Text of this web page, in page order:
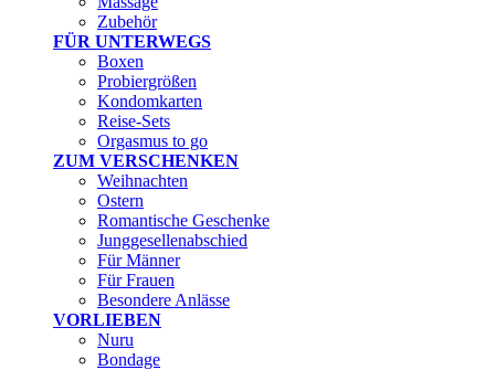
Zubehör
FÜR UNTERWEGS
Boxen
Probiergrößen
Kondomkarten
Reise-Sets
Orgasmus to go
ZUM VERSCHENKEN
Weihnachten
Ostern
Romantische Geschenke
Junggesellenabschied
Für Männer
Für Frauen
Besondere Anlässe
VORLIEBEN
Nuru
Bondage